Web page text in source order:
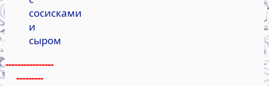
сосисками
и
сыром
----------------
---------